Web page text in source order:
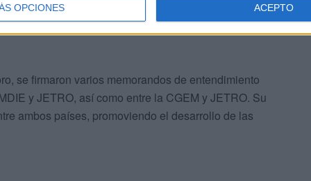
OPCIONES ACEPTO
se firmaron varios memorandos de entendimiento
y JETRO, así como entre la CGEM y JETRO. Su
ambos países, promoviendo el desarrollo de las